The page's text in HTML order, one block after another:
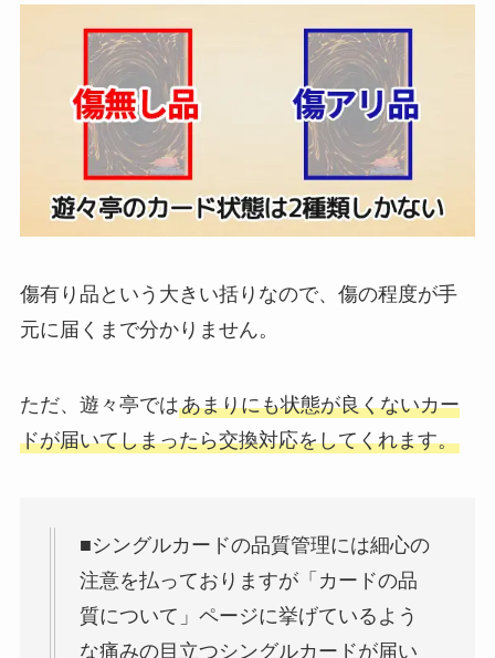
傷有り品という大きい括りなので、傷の程度が手
元に届くまで分かりません。
ただ、遊々亭ではあまりにも状態が良くないカー
ドが届いてしまったら交換対応をしてくれます。
■シングルカードの品質管理には細心の
注意を払っておりますが「カードの品
質について」ページに挙げているよう
な痛みの目立つシングルカードが届い